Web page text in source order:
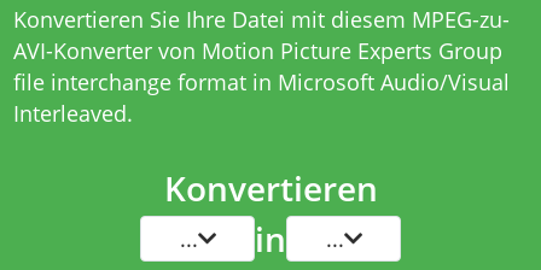
Konvertieren Sie Ihre Datei mit diesem MPEG-zu-
AVI-Konvertervon Motion Picture Experts Group
file interchange format in Microsoft Audio/Visual
Interleaved.
Konvertieren
... in ...